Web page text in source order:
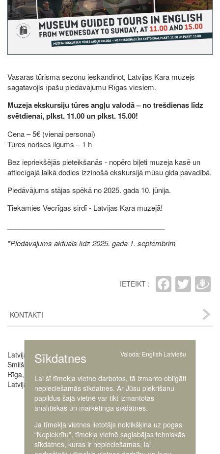
Vasaras tūrisma sezonu ieskandinot, Latvijas Kara muzejs
sagatavojis īpašu piedāvājumu Rīgas viesiem.
Muzeja ekskursiju tūres angļu valodā – no trešdienas līdz
svētdienai, plkst. 11.00 un plkst. 15.00!
Cena – 5€ (vienai personai)
Tūres norises ilgums – 1 h
Bez iepriekšējās pieteikšanās - nopērc biļeti muzeja kasē un
attiecīgajā laikā dodies izzinošā ekskursijā mūsu gida pavadībā.
Piedāvājums stājas spēkā no 2025. gada 10. jūnija.
Tiekamies Vecrīgas sirdī - Latvijas Kara muzejā!
*Piedāvājums aktuāls līdz 2025. gada 1. septembrim
IETEIKT :
KONTAKTI
Latvijas Kara muzejs
Smilšu iela 20
Rīga, LV-1050,
Latvija
Image
Sīkdatnes Valoda: English Latviešu
Lai šī tīmekļa vietne darbotos, tā izmanto obligāti
nepieciešamās sīkdatnes. Ar Jūsu piekrišanu
papildus šajā vietnē var tikt izmantotas
analītiskās un mārketinga sīkdatnes.
Ja tīmekļa vietnes lietotājs noklikšķina uz pogas
“Nepiekrītu”, tīmekļa vietnē saglabājas tehniskās
sīkdatnes, kuras ir nepieciešamas, lai